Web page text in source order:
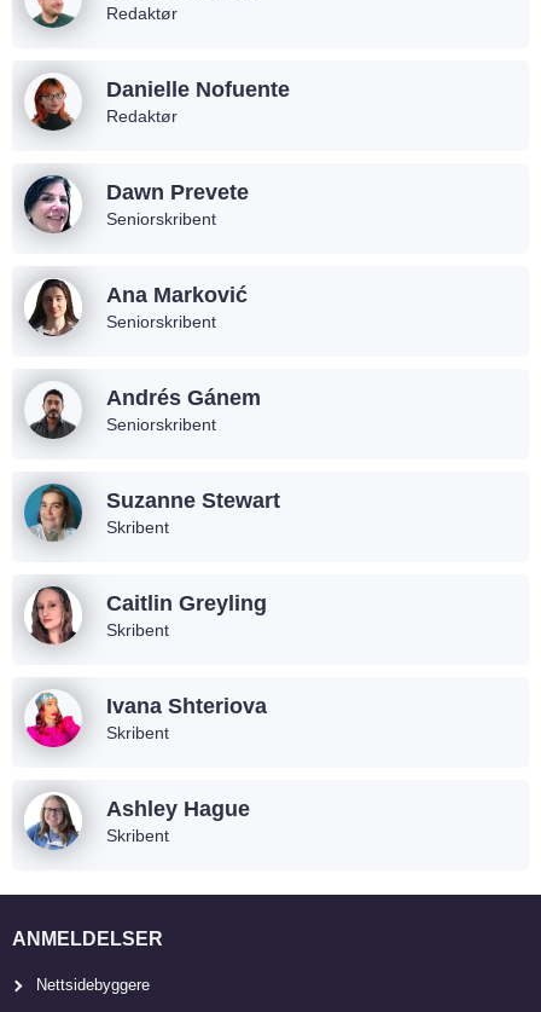
Redaktør
Danielle Nofuente
Redaktør
Dawn Prevete
Seniorskribent
Ana Marković
Seniorskribent
Andrés Gánem
Seniorskribent
Suzanne Stewart
Skribent
Caitlin Greyling
Skribent
Ivana Shteriova
Skribent
Ashley Hague
Skribent
ANMELDELSER
Nettsidebyggere